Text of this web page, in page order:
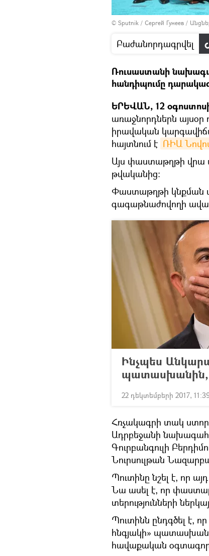
© Sputnik / Сергей Гунеев /
Բաժանորդագրվել
Ռուսաստանի
հանդիպումը
ԵՐԵՎԱՆ, 12
առաջնորդներն
իրավական
հայտնում է ՌԻԱ
Այս փաստաթղթի վրա
թվականից։
Փաստաթղթի կնքման
գագաթնաժովողի
Ինչպես
պատասխանին,
22 դեկտեմբերի 2017,
Հռչակագրի տակ
Ադրբեջանի
Գուրբանգուլի
Նուրսուլթան
Պուտինը նշել է, որ
Նա ասել է, որ
տերությունների
Պուտինն ընդգծել է,
հնգյակի»
հավաքական